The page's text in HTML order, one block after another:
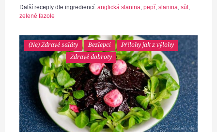
Další recepty dle ingrediencí: anglická slanina, pepř, slanina, sůl ,
zelené fazole
(Ne) Zdravé saláty Bezlepci
Přílohy jak z výlohy
Zdravé dobroty